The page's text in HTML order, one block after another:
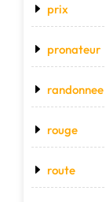
prix
pronateur
randonnee
rouge
route